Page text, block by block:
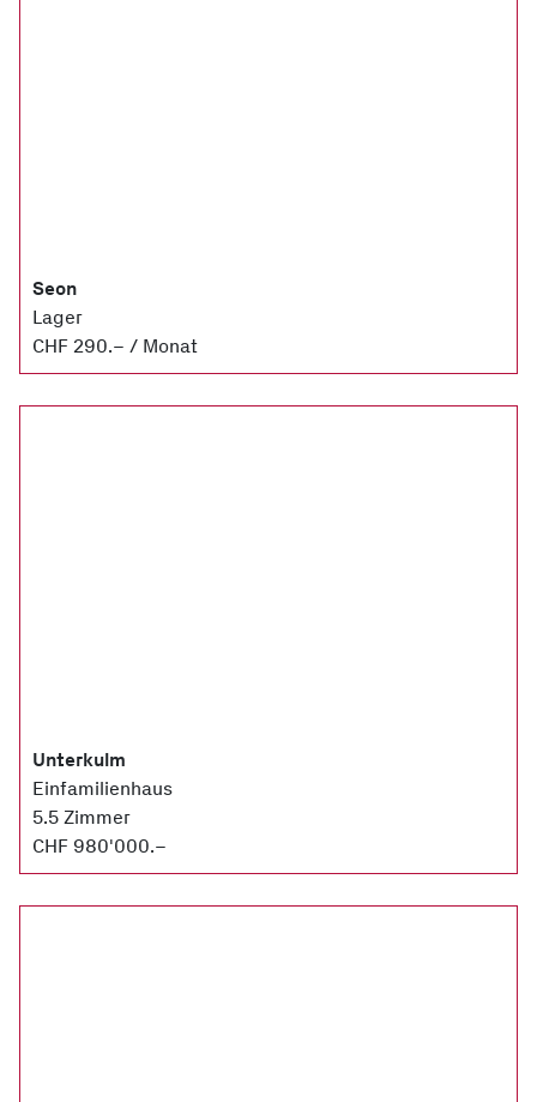
Seon
Lager
CHF 290.– / Monat
Unterkulm
Einfamilienhaus
5.5 Zimmer
CHF 980'000.–